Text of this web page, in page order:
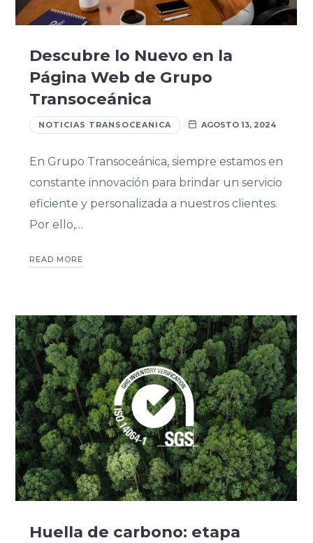
Descubre lo Nuevo en la
Página Web de Grupo
Transoceánica
NOTICIAS TRANSOCEANICA AGOSTO 13, 2024
En Grupo Transoceánica, siempre estamos en
constante innovación para brindar un servicio
eficiente y personalizada a nuestros clientes.
Por ello,…
READ MORE
Huella de carbono: etapa